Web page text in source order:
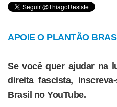
APOIE O PLANTÃO
Se você quer ajudar na
direita fascista,
Brasil no YouTube.